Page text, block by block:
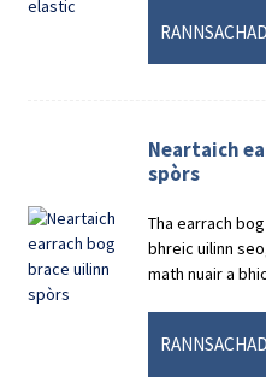
Neartaich
spòrs
Tha earrach
bhreic uilinn
math nuair a